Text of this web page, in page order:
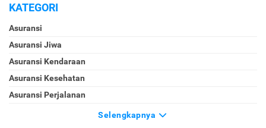
KATEGORI
Asuransi
Asuransi Jiwa
Asuransi Kendaraan
Asuransi Kesehatan
Asuransi Perjalanan
Selengkapnya